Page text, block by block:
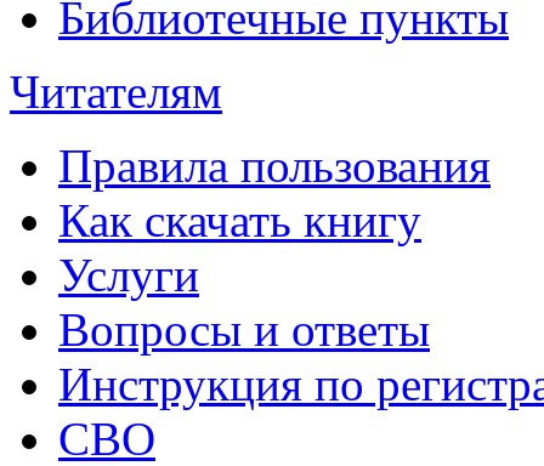
Библиотечные пункты
Читателям
Правила пользования
Как скачать книгу
Услуги
Вопросы и ответы
Инструкция по
СВО